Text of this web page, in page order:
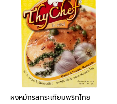
ผงหมักรสกระเทียมพริกไทย